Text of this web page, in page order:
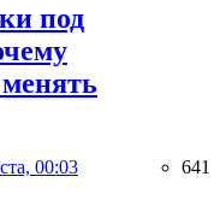
под
00:03 641